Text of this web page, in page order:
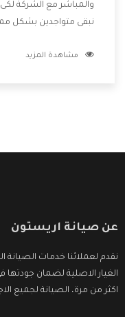
والمباشر مع الشركة
نبقى متواجدين بشكل
الشركة بها والتى تكون
مشاهدة المزيد
عن صيانة اريستون
نقدم لعملائنا خدمات
الغيار الاصلية لضمان
اكثر من مرة، الصيانة لجميع